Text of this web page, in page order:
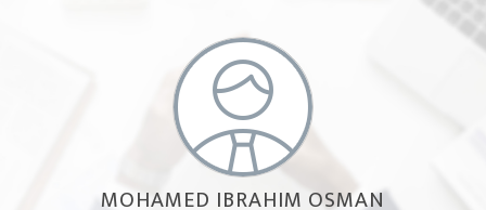
MOHAMED IBRAHIM OSMAN